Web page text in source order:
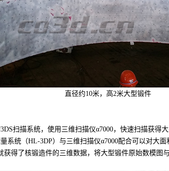
直径约10米，高2米大型锻件
扫描系统，使用三维扫描仪α7000，快速扫描获得
系统（HL-3DP）与三维扫描仪α7000配合可以对大
得了核锻造件的三维数据，将大型锻件原始数模图